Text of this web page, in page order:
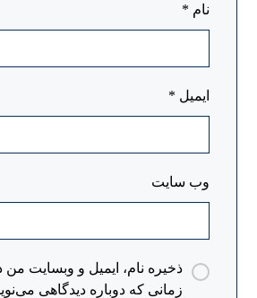
نام *
ایمیل *
وب‌ سایت
ذخیره نام، ایمیل و وبسایت من
زمانی که دوباره دیدگاهی